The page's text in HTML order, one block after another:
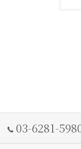
03-6281-